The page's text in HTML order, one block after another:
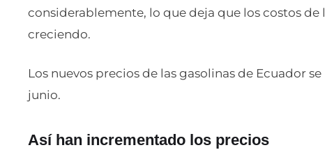
considerablemente, lo que deja que los costos
creciendo.
Los nuevos precios de las gasolinas de Ecuador
junio.
Así han incrementado los precios